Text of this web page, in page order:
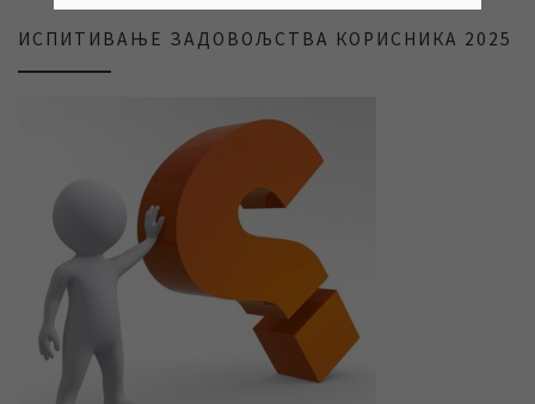
ИСПИТИВАЊЕ ЗАДОВОЉСТВА КОРИСНИКА 2025